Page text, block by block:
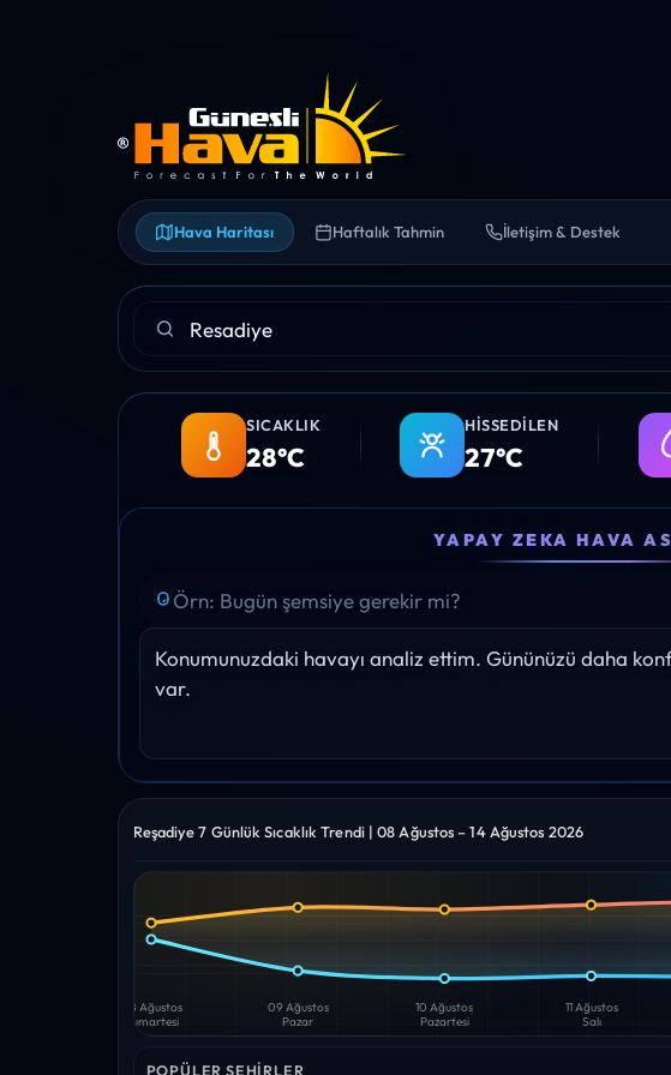
Hava Haritası Haftalık Tahmin İletişim & Destek
SICAKLIK
28°C
HISSEDILEN
27°C
YAPAY ZEKA HAVA
Konumunuzdaki havayı analiz ettim. Gününüzü daha
var.
Reşadiye 7 Günlük Sıcaklık Trendi | 08 Ağustos – 14 Ağustos 2026
Yüksek Düşük
08 Ağustos
Cumartesi
09 Ağustos
Pazar
10 Ağustos
Pazartesi
11 Ağustos
Salı
POPÜLER ŞEHIRLER
13:00
29°
14:00
Yağış: 0%
15:00 16:00 17:00